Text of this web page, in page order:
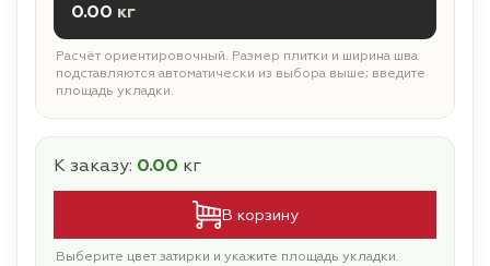
0.00 кг
Расчёт ориентировочный. Размер плитки и ширина шва
подставляются автоматически из выбора выше; введите
площадь укладки.
К заказу: 0.00 кг
В корзину
Выберите цвет затирки и укажите площадь укладки.